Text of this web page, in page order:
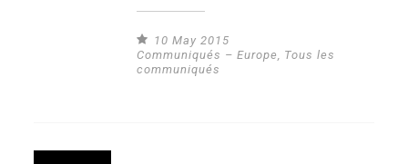
10 May 2015
Communiqués – Europe
Tous les
communiqués